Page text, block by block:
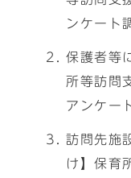
ンケート
保護者等
所等訪問
アンケー
訪問先施
け】保育